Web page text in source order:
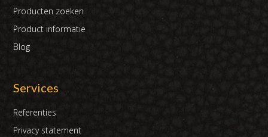
Producten zoeken
Product informatie
Blog
Services
Referenties
Privacy statement